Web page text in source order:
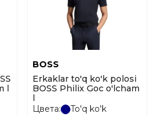
l
BOSS
Erkaklar to'q ko'k polosi
BOSS Philix Goc o'lcham
l
Цвета:
To'q ko'k